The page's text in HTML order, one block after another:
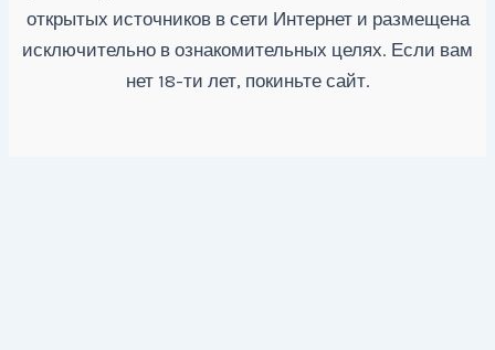
открытых источников в сети Интернет и размещена
исключительно в ознакомительных целях. Если вам
нет 18-ти лет, покиньте сайт.